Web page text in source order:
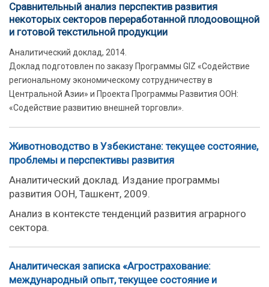
Сравнительный анализ перспектив развития
некоторых секторов переработанной плодоовощной
и готовой текстильной продукции
Аналитический доклад, 2014.
Доклад подготовлен по заказу Программы GIZ «Содействие
региональному экономическому сотрудничеству в
Центральной Азии» и Проекта Программы Развития ООН:
«Содействие развитию внешней торговли».
Животноводство в Узбекистане: текущее состояние,
проблемы и перспективы развития
Аналитический доклад. Издание программы
развития ООН, Ташкент, 2009.
Анализ в контексте тенденций развития аграрного
сектора.
Аналитическая записка «Агрострахование:
международный опыт, текущее состояние и